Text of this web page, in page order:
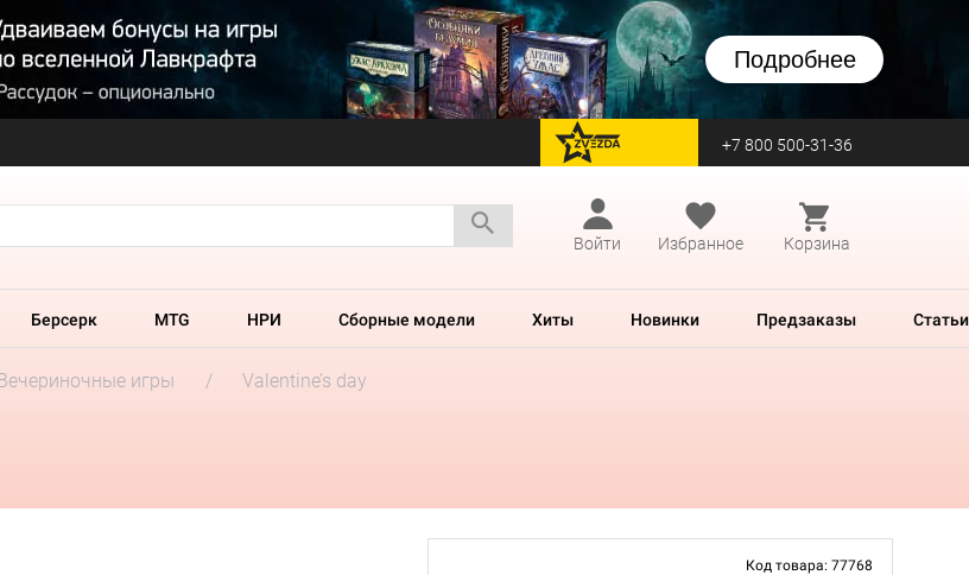
Подробнее
перейти на Zvezda +7 800 500-31-36
Войти
Избранное Корзина
Берсерк MTG НРИ Сборные модели Хиты Новинки Предзаказы Статьи
игры Valentine’s day
Код товара: 77768